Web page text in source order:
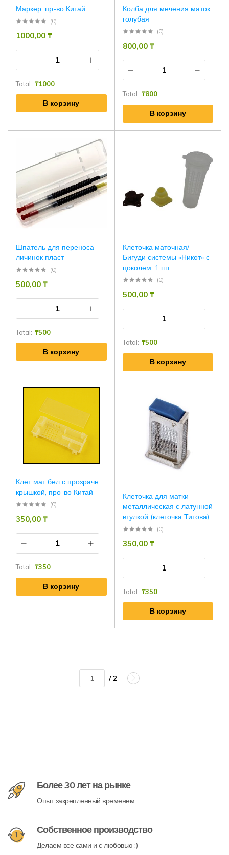
Маркер, пр-во Китай
(0)
1000,00 ₸
Total: ₸1000
В корзину
Колба для мечения маток
голубая
(0)
800,00 ₸
Total: ₸800
В корзину
Шпатель для переноса
личинок пласт
(0)
500,00 ₸
Total: ₸500
В корзину
Клеточка маточная/
Бигуди системы «Никот» с
цоколем, 1 шт
(0)
500,00 ₸
Total: ₸500
В корзину
Клет мат бел с прозрачн
крышкой, про-во Китай
(0)
350,00 ₸
Total: ₸350
В корзину
Клеточка для матки
металлическая с латунной
втулкой (клеточка Титова)
(0)
350,00 ₸
Total: ₸350
В корзину
/ 2
Более 30 лет на рынке
Опыт закрепленный временем
Собственное производство
Делаем все сами и с любовью :)